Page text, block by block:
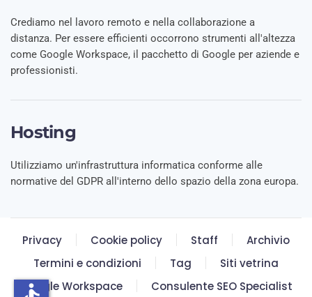
Crediamo nel lavoro remoto e nella collaborazione a
distanza. Per essere efficienti occorrono strumenti all'altezza
come Google Workspace, il pacchetto di Google per aziende e
professionisti.
Hosting
Utilizziamo un'infrastruttura informatica conforme alle
normative del GDPR all'interno dello spazio della zona europa.
Privacy Cookie policy Staff
Archivio
Termini e condizioni
Tag
Siti vetrina
Google Workspace
Consulente SEO Specialist